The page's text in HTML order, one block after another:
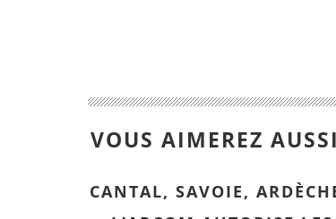
VOUS AIMEREZ
CANTAL, SAVOIE,